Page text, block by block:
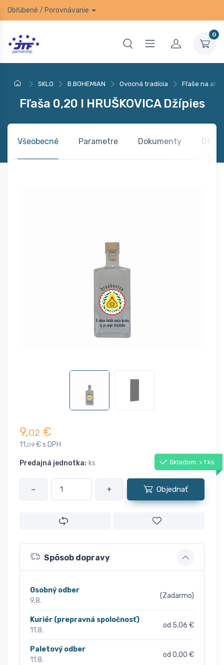
Obľúbené / Porovnávanie
0
SKLO B.BOHEMIAN Ovocná tradícia Fľaše na
Fľaša 0,20 l HRUŠKOVICA Džípies
Všeobecné Parametre Dokumenty
9,02 €
11,09 € s DPH
Predajná jednotka: ks Skladom: > 1 ks
− + Objednať
Spôsob dopravy
Osobný odber
9.8.
(Zadarmo)
Kuriér (prepravná spoločnosť)
11.8.
od 5,06 €
Paletový odber
11.8.
od 0,00 €